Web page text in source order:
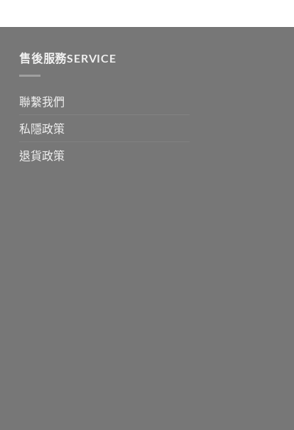
售後服務SERVICE
聯繫我們
私隱政策
退貨政策